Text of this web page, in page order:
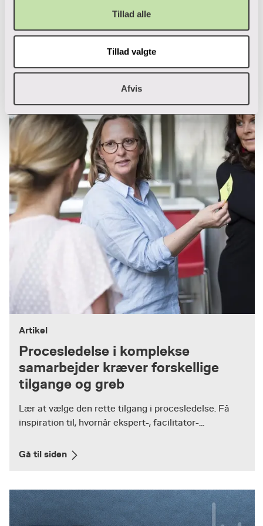
Tillad alle
Tillad valgte
Afvis
Mere inspiration
Artikel
Procesledelse i komplekse
samarbejder kræver forskellige
tilgange og greb
Lær at vælge den rette tilgang i procesledelse. Få
inspiration til, hvornår ekspert-, facilitator-...
Gå til siden